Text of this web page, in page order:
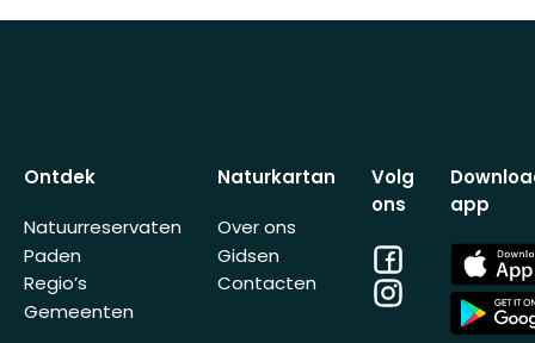
Ontdek
Natuurreservaten
Paden
Regio’s
Gemeenten
Naturkartan
Over ons
Gidsen
Contacten
Volg
ons
Facebook
Instagram
app
App
Store
App
Store